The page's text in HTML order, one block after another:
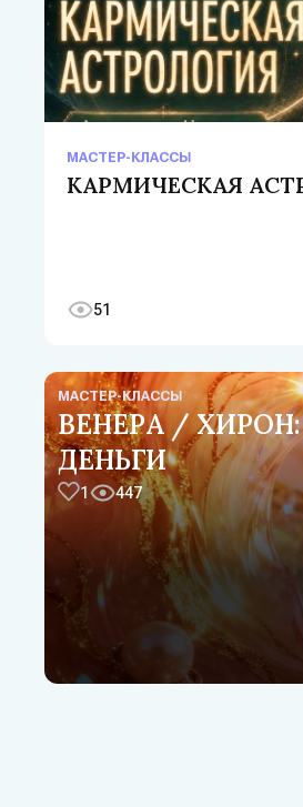
МАСТЕР-КЛАССЫ
КАРМИЧЕСКАЯ
51
МАСТЕР-КЛАССЫ
ВЕНЕРА /
ДЕНЬГИ
1 447